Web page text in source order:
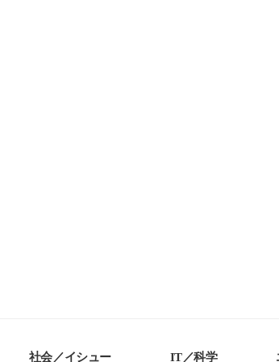
社会／イシュー IT／科学